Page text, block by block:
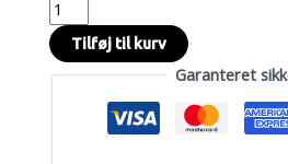
Tilføj til kurv
Garanteret